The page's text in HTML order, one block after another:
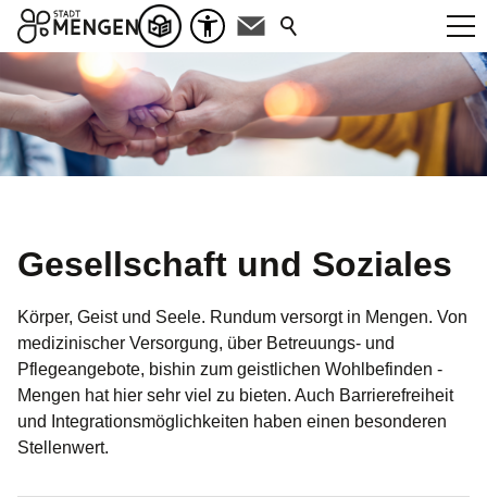
Gesellschaft und Soziales
Körper, Geist und Seele. Rundum versorgt in Mengen. Von
medizinischer Versorgung, über Betreuungs- und
Pflegeangebote, bishin zum geistlichen Wohlbefinden -
Mengen hat hier sehr viel zu bieten. Auch Barrierefreiheit
und Integrationsmöglichkeiten haben einen besonderen
Stellenwert.